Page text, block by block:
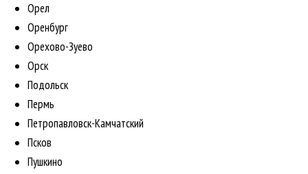
Орел
Оренбург
Орехово-Зуево
Орск
Подольск
Пермь
Петропавловск-Камчатский
Псков
Пушкино